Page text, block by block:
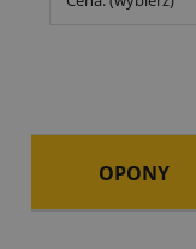
OPONY